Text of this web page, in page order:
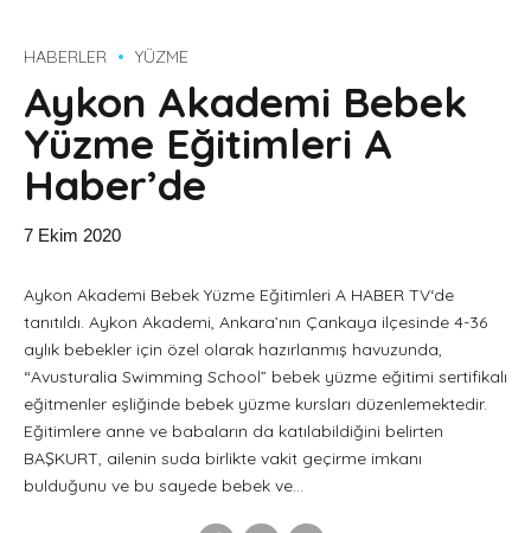
HABERLER YÜZME
Aykon Akademi Bebek
Yüzme Eğitimleri A
Haber’de
7 Ekim 2020
Aykon Akademi Bebek Yüzme Eğitimleri A HABER TV‘de
tanıtıldı. Aykon Akademi, Ankara’nın Çankaya ilçesinde 4-36
aylık bebekler için özel olarak hazırlanmış havuzunda,
“Avusturalia Swimming School” bebek yüzme eğitimi sertifikalı
eğitmenler eşliğinde bebek yüzme kursları düzenlemektedir.
Eğitimlere anne ve babaların da katılabildiğini belirten
BAŞKURT, ailenin suda birlikte vakit geçirme imkanı
bulduğunu ve bu sayede bebek ve...